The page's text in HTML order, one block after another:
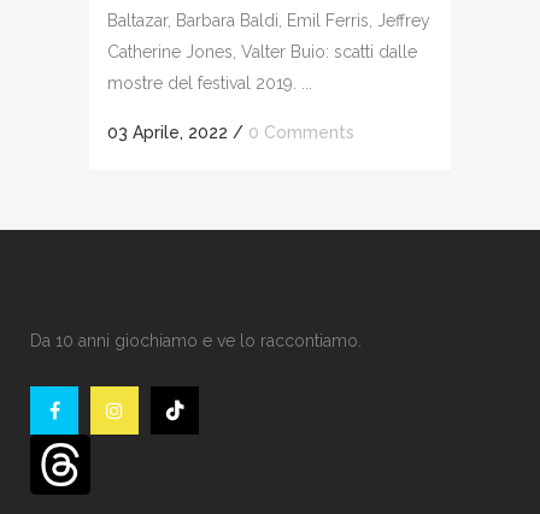
Baltazar, Barbara Baldi, Emil Ferris, Jeffrey
Catherine Jones, Valter Buio: scatti dalle
mostre del festival 2019. ...
03 Aprile, 2022 / 0 Comments
Da 10 anni giochiamo e ve lo raccontiamo.